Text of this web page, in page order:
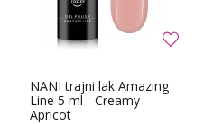
NANI trajni lak Amazing
Line 5 ml - Creamy
Apricot